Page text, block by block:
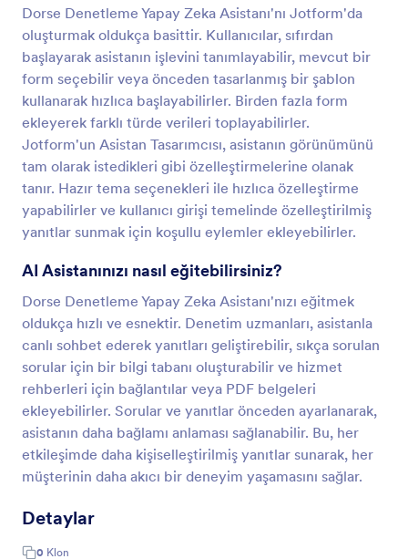
Dorse Denetleme Yapay Zeka Asistanı'nı Jotform'da
oluşturmak oldukça basittir. Kullanıcılar, sıfırdan
başlayarak asistanın işlevini tanımlayabilir, mevcut bir
form seçebilir veya önceden tasarlanmış bir şablon
kullanarak hızlıca başlayabilirler. Birden fazla form
ekleyerek farklı türde verileri toplayabilirler.
Jotform'un Asistan Tasarımcısı, asistanın görünümünü
tam olarak istedikleri gibi özelleştirmelerine olanak
tanır. Hazır tema seçenekleri ile hızlıca özelleştirme
yapabilirler ve kullanıcı girişi temelinde özelleştirilmiş
yanıtlar sunmak için koşullu eylemler ekleyebilirler.
AI Asistanınızı nasıl eğitebilirsiniz?
Dorse Denetleme Yapay Zeka Asistanı'nızı eğitmek
oldukça hızlı ve esnektir. Denetim uzmanları, asistanla
canlı sohbet ederek yanıtları geliştirebilir, sıkça sorulan
sorular için bir bilgi tabanı oluşturabilir ve hizmet
rehberleri için bağlantılar veya PDF belgeleri
ekleyebilirler. Sorular ve yanıtlar önceden ayarlanarak,
asistanın daha bağlamı anlaması sağlanabilir. Bu, her
etkileşimde daha kişiselleştirilmiş yanıtlar sunarak, her
müşterinin daha akıcı bir deneyim yaşamasını sağlar.
Detaylar
0 Klon